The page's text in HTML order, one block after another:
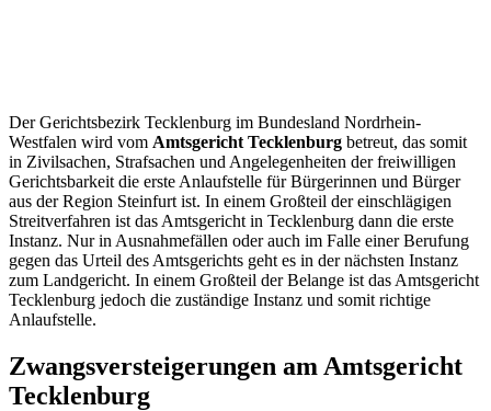
Der Gerichtsbezirk Tecklenburg im Bundesland Nordrhein-
Westfalen wird vom Amtsgericht Tecklenburg betreut, das somit
in Zivilsachen, Strafsachen und Angelegenheiten der freiwilligen
Gerichtsbarkeit die erste Anlaufstelle für Bürgerinnen und Bürger
aus der Region Steinfurt ist. In einem Großteil der einschlägigen
Streitverfahren ist das Amtsgericht in Tecklenburg dann die erste
Instanz. Nur in Ausnahmefällen oder auch im Falle einer Berufung
gegen das Urteil des Amtsgerichts geht es in der nächsten Instanz
zum Landgericht. In einem Großteil der Belange ist das Amtsgericht
Tecklenburg jedoch die zuständige Instanz und somit richtige
Anlaufstelle.
Zwangsversteigerungen am Amtsgericht
Tecklenburg